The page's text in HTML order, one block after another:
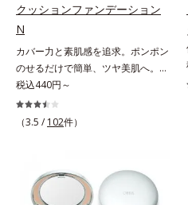
クッションファンデーション
N
カバー力と素肌感を追求。ポンポン
のせるだけで簡単、ツヤ美肌へ。カ
バー力と素肌感を両立する、簡単ツ
ヤ美肌クッションファンデーション
です。多方向へ光を拡散し、高いソ
との親和性が高いアミノ酸系パウダ
ー(*)を配合。みずみずしく肌になじ
み、厚塗り感なくピタッと密着しま
税込440円～
（3.5 / 102件）